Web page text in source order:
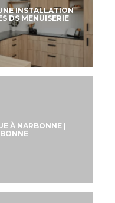
INSTALLATION
DS MENUISERIE
À NARBONNE |